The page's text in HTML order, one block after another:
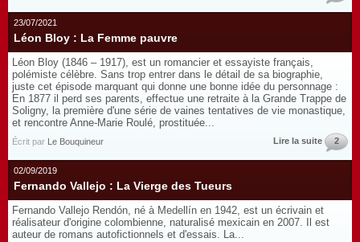
23/07/2021
Léon Bloy : La Femme pauvre
Léon Bloy (1846 – 1917), est un romancier et essayiste français,
polémiste célèbre. Sans trop entrer dans le détail de sa biographie,
juste cet épisode marquant qui donne une bonne idée du personnage :
En 1877 il perd ses parents, effectue une retraite à la Grande Trappe de
Soligny, la première d'une série de vaines tentatives de vie monastique,
et rencontre Anne-Marie Roulé, prostituée...
Écrit par Le Bouquineur Lire la suite 2
02/09/2019
Fernando Vallejo : La Vierge des Tueurs
Fernando Vallejo Rendón, né à Medellín en 1942, est un écrivain et
réalisateur d'origine colombienne, naturalisé mexicain en 2007. Il est
auteur de romans autofictionnels et d'essais. La...